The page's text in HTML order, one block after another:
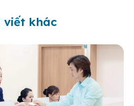
viết khác